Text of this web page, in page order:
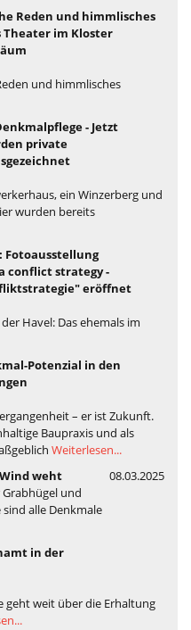
Reden und himmlisches
Theater im Kloster
und himmlisches
- Jetzt
private
ein Winzerberg und
wurden bereits
Fotoausstellung
conflict strategy -
eröffnet
Havel: Das ehemals im
Potenzial in den
– er ist Zukunft.
Baupraxis und als
Weiterlesen...
weht
08.03.2025
und
alle Denkmale
in der
geht weit über die Erhaltung